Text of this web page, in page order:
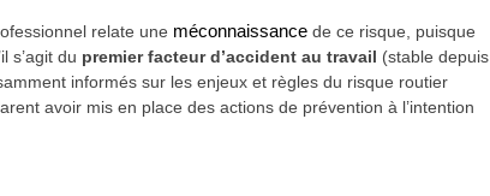
relate une méconnaissance de ce risque, puisque
s’agit du premier facteur d’accident au travail (stable depuis
informés sur les enjeux et règles du risque routier
avoir mis en place des actions de prévention à l’intention